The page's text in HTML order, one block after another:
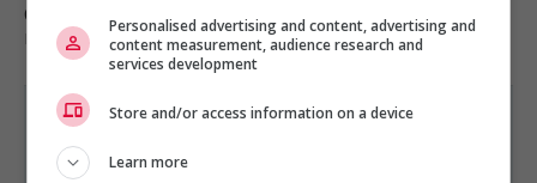
Construction, production et
manutentionPersonalised advertising and content, advertising and
content measurement, audience research and
services development
Store and/or access information on a device
Learn more